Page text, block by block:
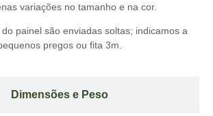
Dimensões e Peso
variações no tamanho e na cor.
painel são enviadas soltas; indicamos a
pregos ou fita 3m.